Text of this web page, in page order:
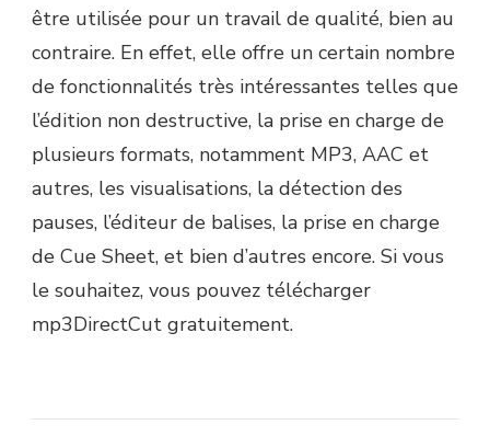
être utilisée pour un travail de qualité, bien au
contraire. En effet, elle offre un certain nombre
de fonctionnalités très intéressantes telles que
l’édition non destructive, la prise en charge de
plusieurs formats, notamment MP3, AAC et
autres, les visualisations, la détection des
pauses, l’éditeur de balises, la prise en charge
de Cue Sheet, et bien d’autres encore. Si vous
le souhaitez, vous pouvez télécharger
mp3DirectCut gratuitement.